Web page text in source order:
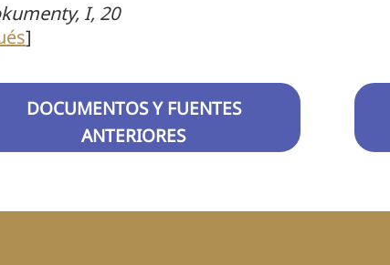
I, 20
]
DOCUMENTOS Y FUENTES
ANTERIORES